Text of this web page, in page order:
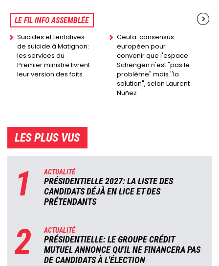
LE FIL INFO ASSEMBLÉE
Suicides et tentatives
de suicide à Matignon:
les services du
Premier ministre livrent
leur version des faits
Ceuta: consensus
européen pour
convenir que l'espace
Schengen n'est "pas le
problème" mais ''la
solution", selon Laurent
Nuñez
LES PLUS VUS
1 ACTUALITÉ
PRÉSIDENTIELLE 2027: LA LISTE DES
CANDIDATS DÉJÀ EN LICE ET DES
PRÉTENDANTS
2 ACTUALITÉ
PRÉSIDENTIELLE: LE GROUPE CRÉDIT
MUTUEL ANNONCE QU'IL NE FINANCERA PAS
DE CANDIDATS À L'ÉLECTION